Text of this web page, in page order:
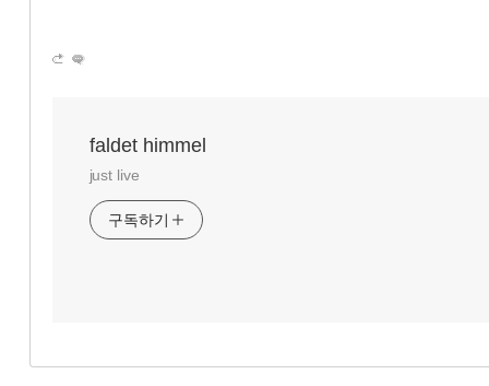
faldet himmel
just live
구독하기